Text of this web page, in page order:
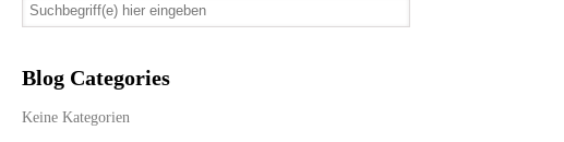
Blog Categories
Keine Kategorien